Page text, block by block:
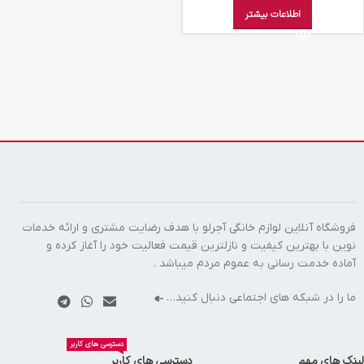
اطلاعات بیشتر
فروشگاه آنلاین لوازم خانگی آجرلو با هدف رضایت مشتری و ارائه خدمات
نوین با بهترین کیفیت و نازلترین قیمت فعالیت خود را آغاز کرده و
آماده خدمت رسانی به عموم مردم میباشد .
ما را در شبکه های اجتماعی دنبال کنید…
دسترسی های کاربر